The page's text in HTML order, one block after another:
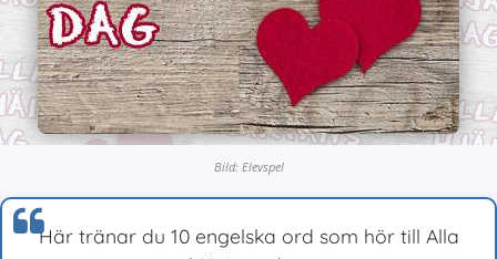
Bild: Elevspel
Här tränar du 10 engelska ord som hör till Alla